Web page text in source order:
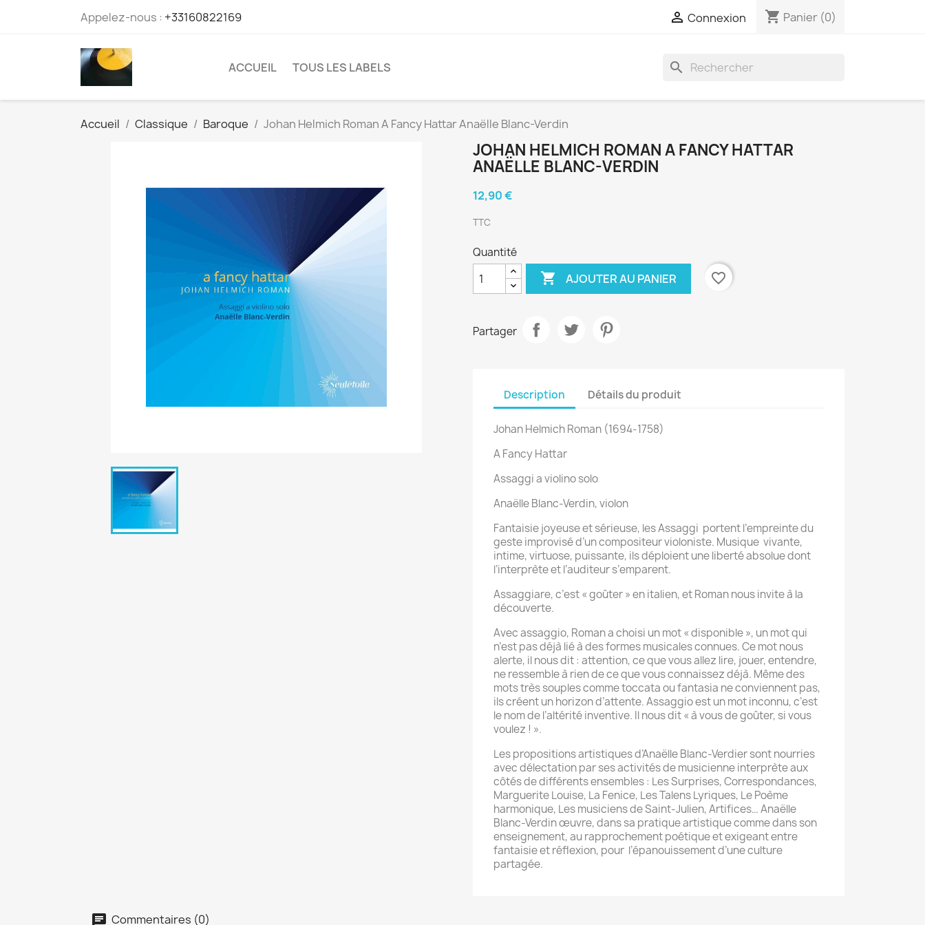
Appelez-nous : +33160822169  Connexion shopping_cart Panier (0)
ACCUEIL TOUS LES LABELS search
Accueil Classique Baroque Johan Helmich Roman A Fancy Hattar Anaëlle Blanc-Verdin
JOHAN HELMICH ROMAN A FANCY HATTAR
ANAËLLE BLANC-VERDIN
12,90 €
TTC
Quantité
 AJOUTER AU PANIER favorite_border
Partager
Description Détails du produit
Johan Helmich Roman (1694-1758)
A Fancy Hattar
Assaggi a violino solo
Anaëlle Blanc-Verdin, violon
Fantaisie joyeuse et sérieuse, les Assaggi portent l’empreinte du
geste improvisé d’un compositeur violoniste. Musique vivante,
intime, virtuose, puissante, ils déploient une liberté absolue dont
l’interprète et l’auditeur s’emparent.
Assaggiare, c’est « goûter » en italien, et Roman nous invite à la
découverte.
Avec assaggio, Roman a choisi un mot « disponible », un mot qui
n’est pas déjà lié à des formes musicales connues. Ce mot nous
alerte, il nous dit : attention, ce que vous allez lire, jouer, entendre,
ne ressemble à rien de ce que vous connaissez déjà. Même des
mots très souples comme toccata ou fantasia ne conviennent pas,
ils créent un horizon d’attente. Assaggio est un mot inconnu, c’est
le nom de l’altérité inventive. Il nous dit « à vous de goûter, si vous
voulez ! ».
Les propositions artistiques d’Anaëlle Blanc-Verdier sont nourries
avec délectation par ses activités de musicienne interprète aux
côtés de différents ensembles : Les Surprises, Correspondances,
Marguerite Louise, La Fenice, Les Talens Lyriques, Le Poème
harmonique, Les musiciens de Saint-Julien, Artifices… Anaëlle
Blanc-Verdin œuvre, dans sa pratique artistique comme dans son
enseignement, au rapprochement poétique et exigeant entre
fantaisie et réflexion, pour l’épanouissement d’une culture
partagée.
Commentaires (0)